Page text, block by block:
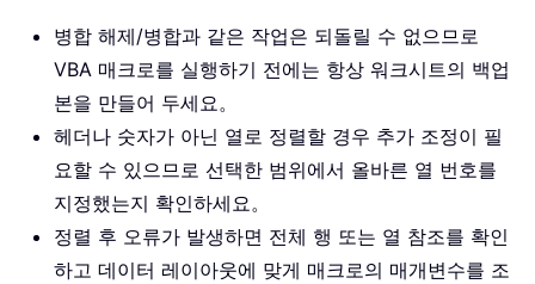
병합 해제/병합과 같은 작업은 되돌릴 수 없으므로
VBA 매크로를 실행하기 전에는 항상 워크시트의 백업
본을 만들어 두세요。
헤더나 숫자가 아닌 열로 정렬할 경우 추가 조정이 필
요할 수 있으므로 선택한 범위에서 올바른 열 번호를
지정했는지 확인하세요。
정렬 후 오류가 발생하면 전체 행 또는 열 참조를 확인
하고 데이터 레이아웃에 맞게 매크로의 매개변수를 조